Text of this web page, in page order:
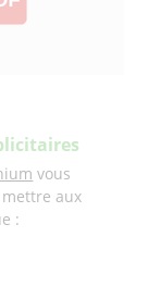
vous
aux
: